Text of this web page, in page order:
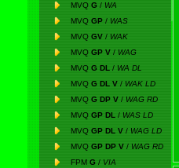
MVQ G / WA
MVQ GP / WAS
MVQ GV / WAK
MVQ GP V / WAG
MVQ G DL / WA DL
MVQ G DL V / WAK LD
MVQ G DP V / WAG RD
MVQ GP DL / WAS LD
MVQ GP DL V / WAG LD
MVQ GP DP V / WAG RD
FPM G / VIA